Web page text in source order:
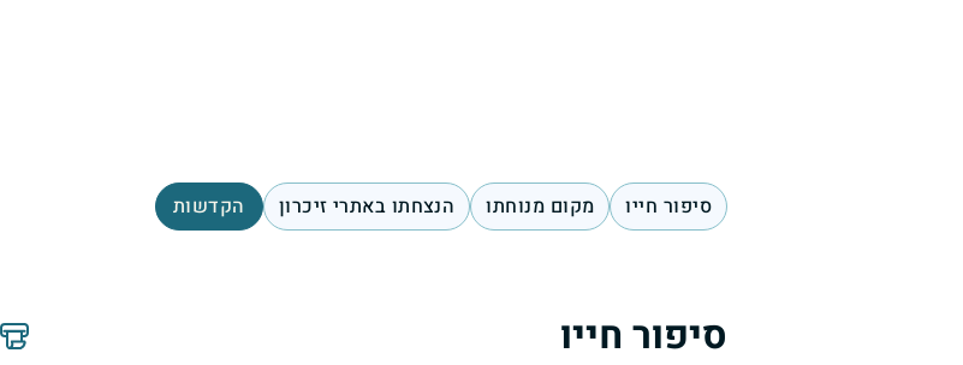
סיפור חייו מקום מנוחתו הנצחתו באתרי זיכרון הקדשות
סיפור חייו